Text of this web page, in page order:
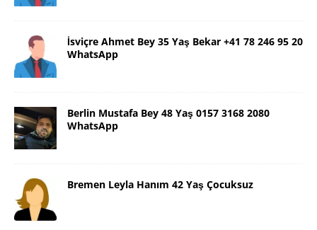
İsviçre Ahmet Bey 35 Yaş Bekar +41 78 246 95 20
WhatsApp
Berlin Mustafa Bey 48 Yaş 0157 3168 2080
WhatsApp
Bremen Leyla Hanım 42 Yaş Çocuksuz